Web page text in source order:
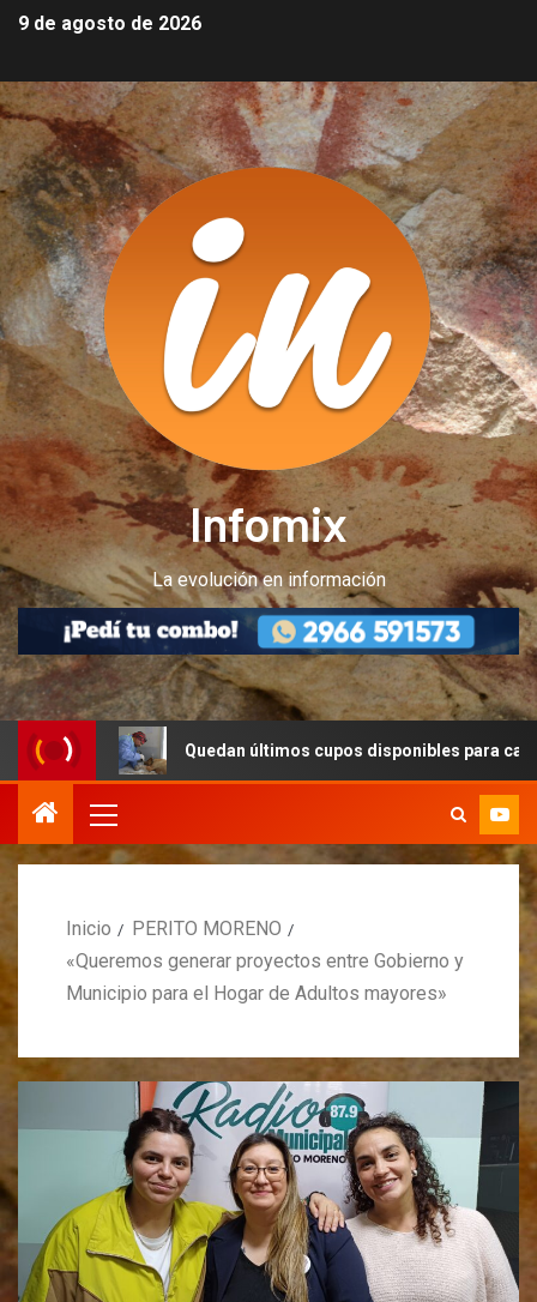
9 de agosto de 2026
Infomix
La evolución en información
Quedan últimos cupos disponibles para castraciones
Inicio
PERITO MORENO
«Queremos generar proyectos entre Gobierno y
Municipio para el Hogar de Adultos mayores»